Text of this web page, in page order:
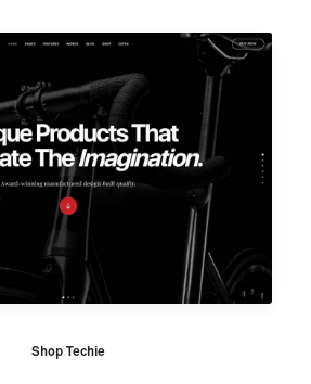
Shop Techie